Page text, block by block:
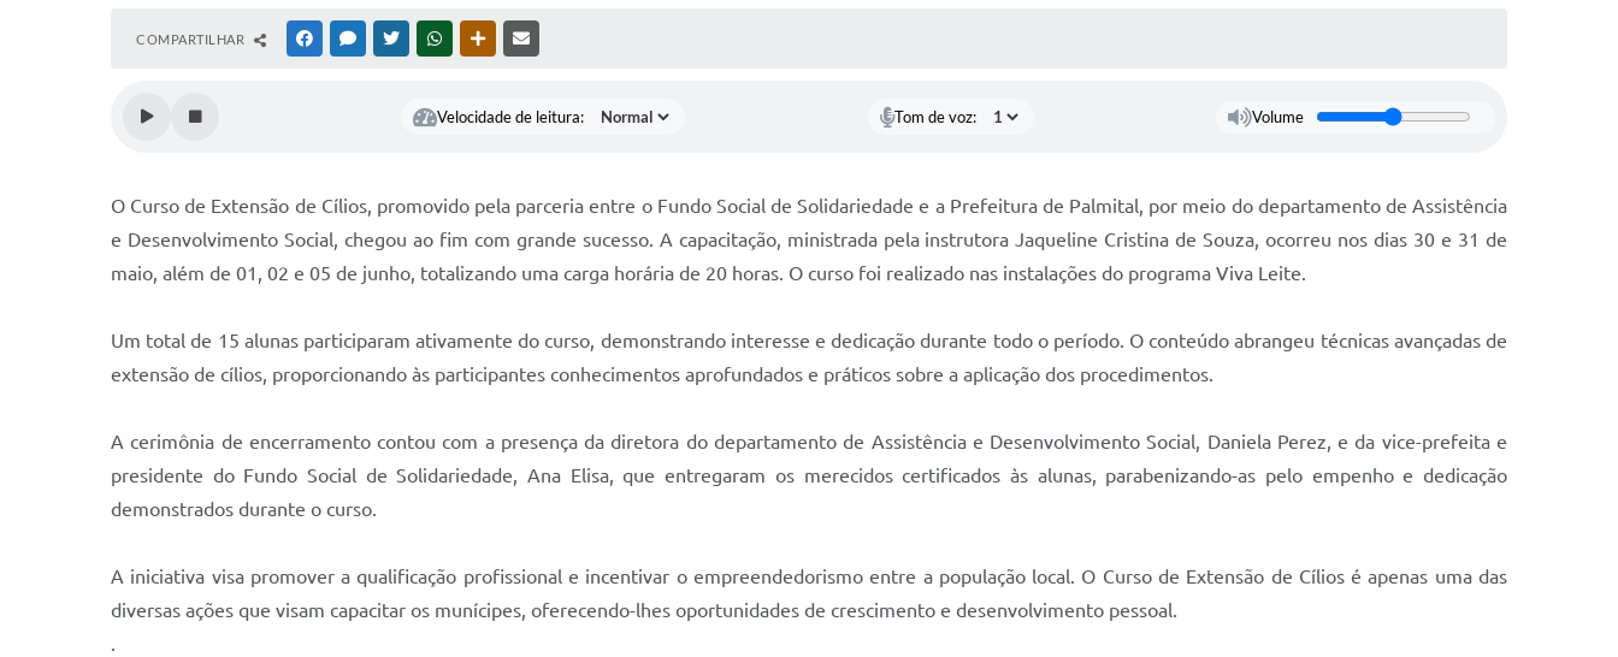
COMPARTILHAR FACEBOOKMESSENGER
TWITTERWHATSAPPOUTRAS MÍDIAS
Velocidade de leitura: Tom de voz: Volume
O Curso de Extensão de Cílios, promovido pela parceria entre o Fundo Social de Solidariedade e a Prefeitura de Palmital, por meio do departamento de Assistência
e Desenvolvimento Social, chegou ao fim com grande sucesso. A capacitação, ministrada pela instrutora Jaqueline Cristina de Souza, ocorreu nos dias 30 e 31 de
maio, além de 01, 02 e 05 de junho, totalizando uma carga horária de 20 horas. O curso foi realizado nas instalações do programa Viva Leite.
Um total de 15 alunas participaram ativamente do curso, demonstrando interesse e dedicação durante todo o período. O conteúdo abrangeu técnicas avançadas de
extensão de cílios, proporcionando às participantes conhecimentos aprofundados e práticos sobre a aplicação dos procedimentos.
A cerimônia de encerramento contou com a presença da diretora do departamento de Assistência e Desenvolvimento Social, Daniela Perez, e da vice-prefeita e
presidente do Fundo Social de Solidariedade, Ana Elisa, que entregaram os merecidos certificados às alunas, parabenizando-as pelo empenho e dedicação
demonstrados durante o curso.
A iniciativa visa promover a qualificação profissional e incentivar o empreendedorismo entre a população local. O Curso de Extensão de Cílios é apenas uma das
diversas ações que visam capacitar os munícipes, oferecendo-lhes oportunidades de crescimento e desenvolvimento pessoal.
.